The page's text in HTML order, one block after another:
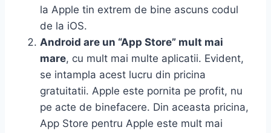
la Apple tin extrem de bine ascuns codul
de la iOS.
Android are un “App Store” mult mai
mare, cu mult mai multe aplicatii. Evident,
se intampla acest lucru din pricina
gratuitatii. Apple este pornita pe profit, nu
pe acte de binefacere. Din aceasta pricina,
App Store pentru Apple este mult mai